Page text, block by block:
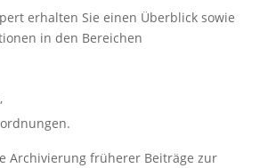
erhalten Sie einen Überblick sowie
in den Bereichen
Archivierung früherer Beiträge zur